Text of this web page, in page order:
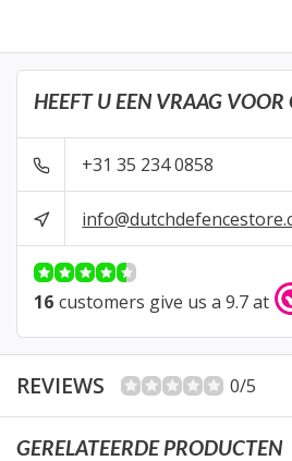
HEEFT U EEN VRAAG VOOR
+31 35 234 0858
16 customers give us a 9.7 at
REVIEWS 0/5
GERELATEERDE PRODUCTEN